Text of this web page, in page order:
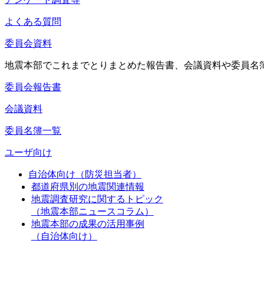
よくある質問
委員会資料
地震本部でこれまでとりまとめた報告書、会議資料や委員名
委員会報告書
会議資料
委員名簿一覧
ユーザ向け
自治体向け（防災担当者）
都道府県別の地震関連情報
地震調査研究に関するトピック
（地震本部ニュースコラム）
地震本部の成果の活用事例
（自治体向け）